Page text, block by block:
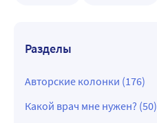
Разделы
Авторские колонки (176)
Какой врач мне нужен? (50)